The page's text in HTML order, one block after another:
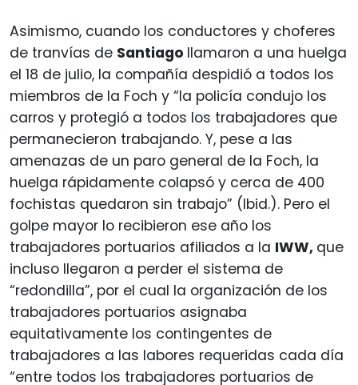
Asimismo, cuando los conductores y choferes
de tranvías de Santiago llamaron a una huelga
el 18 de julio, la compañía despidió a todos los
miembros de la Foch y “la policía condujo los
carros y protegió a todos los trabajadores que
permanecieron trabajando. Y, pese a las
amenazas de un paro general de la Foch, la
huelga rápidamente colapsó y cerca de 400
fochistas quedaron sin trabajo” (Ibid.). Pero el
golpe mayor lo recibieron ese año los
trabajadores portuarios afiliados a la IWW, que
incluso llegaron a perder el sistema de
“redondilla”, por el cual la organización de los
trabajadores portuarios asignaba
equitativamente los contingentes de
trabajadores a las labores requeridas cada día
“entre todos los trabajadores portuarios de